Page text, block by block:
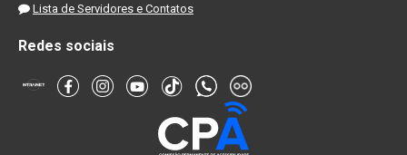
Lista de Servidores e Contatos
Redes sociais